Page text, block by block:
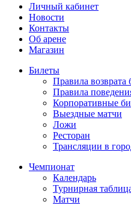
Личный кабинет
Новости
Контакты
Об арене
Магазин
Билеты
Правила возврата
Правила
Корпоративные
Выездные матчи
Ложи
Ресторан
Трансляции в
Чемпионат
Календарь
Турнирная
Матчи